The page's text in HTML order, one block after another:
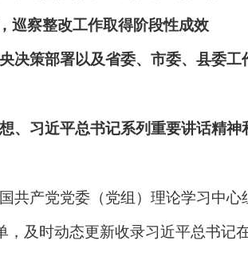
巡察整改工作取得阶段性成效
决策部署以及省委、市委、县委
、习近平总书记系列重要讲话精
共产党党委（党组）理论学习中
及时动态更新收录习近平总书记